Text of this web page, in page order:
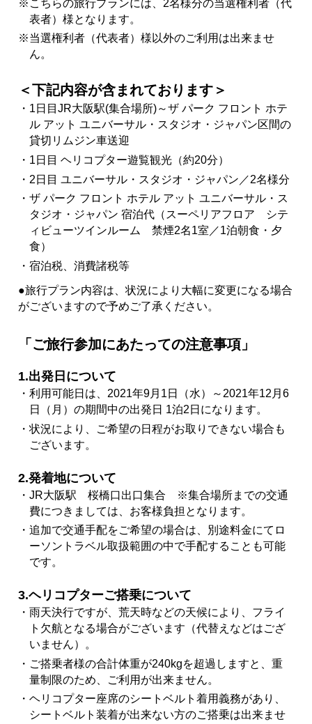
※こちらの旅行プランには、2名様分の当選権利者（代
表者）様となります。
※当選権利者（代表者）様以外のご利用は出来ませ
ん。
＜下記内容が含まれております＞
・1日目JR大阪駅(集合場所)～ザ パーク フロント ホテ
ル アット ユニバーサル・スタジオ・ジャパン区間の
貸切リムジン車送迎
・1日目 ヘリコプター遊覧観光（約20分）
・2日目 ユニバーサル・スタジオ・ジャパン／2名様分
・ザ パーク フロント ホテル アット ユニバーサル・ス
タジオ・ジャパン 宿泊代（スーペリアフロア シテ
ィビューツインルーム 禁煙2名1室／1泊朝食・夕
食）
・宿泊税、消費諸税等
●旅行プラン内容は、状況により大幅に変更になる場合
がございますので予めご了承ください。
「ご旅行参加にあたっての注意事項」
1.出発日について
・利用可能日は、2021年9月1日（水）～2021年12月6
日（月）の期間中の出発日 1泊2日になります。
・状況により、ご希望の日程がお取りできない場合も
ございます。
2.発着地について
・JR大阪駅 桜橋口出口集合 ※集合場所までの交通
費につきましては、お客様負担となります。
・追加で交通手配をご希望の場合は、別途料金にてロ
ーソントラベル取扱範囲の中で手配することも可能
です。
3.ヘリコプターご搭乗について
・雨天決行ですが、荒天時などの天候により、フライ
ト欠航となる場合がございます（代替えなどはござ
いません）。
・ご搭乗者様の合計体重が240kgを超過しますと、重
量制限のため、ご利用が出来ません。
・ヘリコプター座席のシートベルト着用義務があり、
シートベルト装着が出来ない方のご搭乗は出来ませ